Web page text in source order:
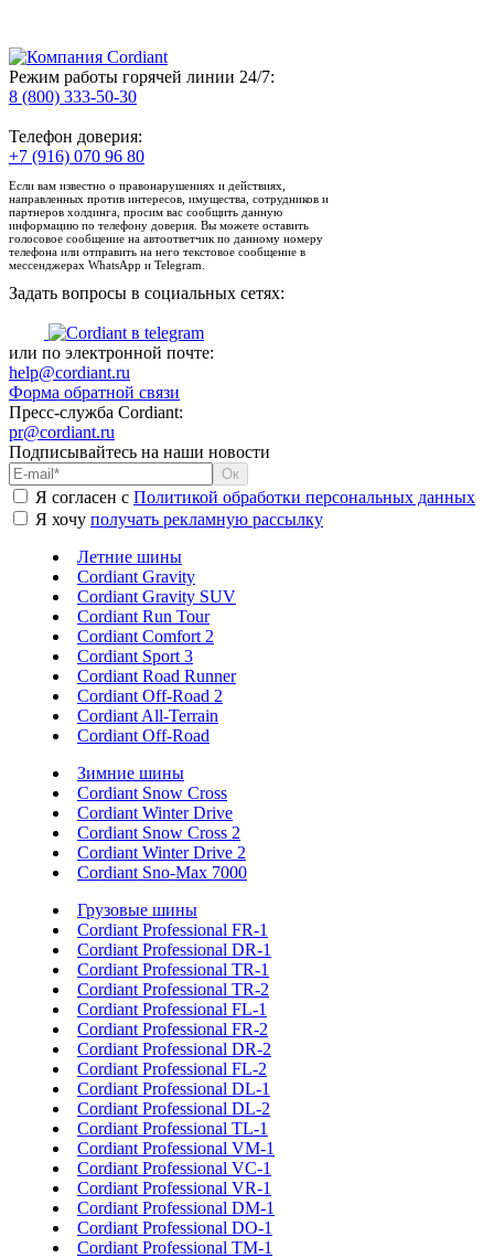
Режим работы горячей линии 24/7:
8 (800) 333-50-30
Телефон доверия:
+7 (916) 070 96 80
Если вам известно о правонарушениях и действиях,
направленных против интересов, имущества, сотрудников и
партнеров холдинга, просим вас сообщить данную
информацию по телефону доверия. Вы можете оставить
голосовое сообщение на автоответчик по данному номеру
телефона или отправить на него текстовое сообщение в
мессенджерах WhatsApp и Telegram.
Задать вопросы в социальных сетях:
или по электронной почте:
help@cordiant.ru
Форма обратной связи
Пресс-служба Cordiant:
pr@cordiant.ru
Подписывайтесь на наши новости
Я согласен с Политикой обработки персональных данных
Я хочу получать рекламную рассылку
Летние шины
Cordiant Gravity
Cordiant Gravity SUV
Cordiant Run Tour
Cordiant Comfort 2
Cordiant Sport 3
Cordiant Road Runner
Cordiant Off-Road 2
Cordiant All-Terrain
Cordiant Off-Road
Зимние шины
Cordiant Snow Cross
Cordiant Winter Drive
Cordiant Snow Cross 2
Cordiant Winter Drive 2
Cordiant Sno-Max 7000
Грузовые шины
Cordiant Professional FR-1
Cordiant Professional DR-1
Cordiant Professional TR-1
Cordiant Professional TR-2
Cordiant Professional FL-1
Cordiant Professional FR-2
Cordiant Professional DR-2
Cordiant Professional FL-2
Cordiant Professional DL-1
Cordiant Professional DL-2
Cordiant Professional TL-1
Cordiant Professional VM-1
Cordiant Professional VC-1
Cordiant Professional VR-1
Cordiant Professional DM-1
Cordiant Professional DO-1
Cordiant Professional TM-1